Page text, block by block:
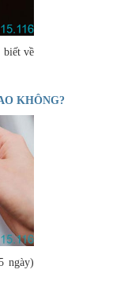
biết về
KHÔNG?
ngày)